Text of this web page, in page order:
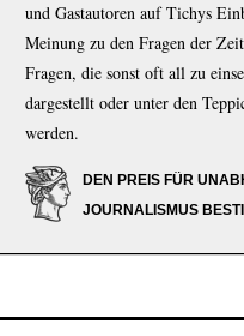
und Gastautoren auf Tichys
Meinung zu den Fragen der
Fragen, die sonst oft all zu
dargestellt oder unter den
werden.
DEN PREIS FÜR
JOURNALISMUS